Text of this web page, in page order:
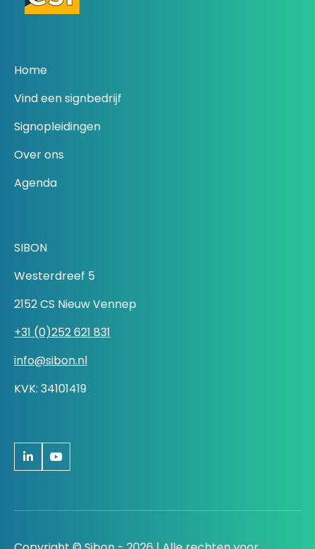
Home
Vind een signbedrijf
Signopleidingen
Over ons
Agenda
SIBON
Westerdreef 5
2152 CS Nieuw Vennep
+31 (0)252 621 831
info@sibon.nl
KVK: 34101419